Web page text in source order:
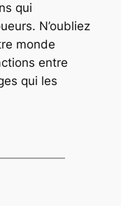
qui
N’oubliez
monde
entre
qui les